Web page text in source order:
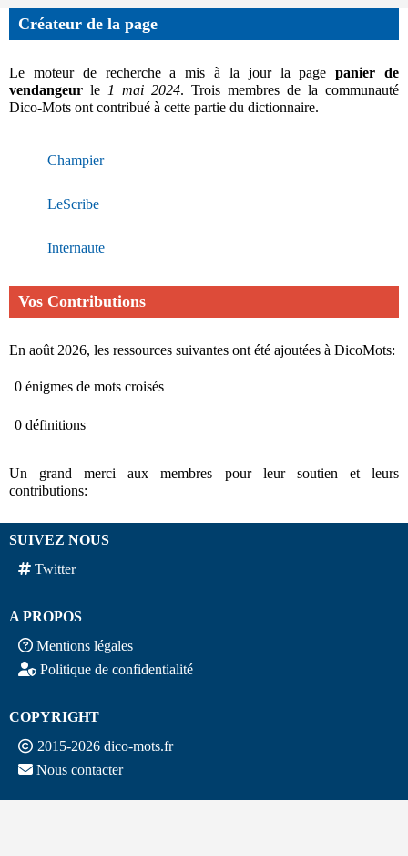
Créateur de la page
Le moteur de recherche a mis à la jour la pagepanier de
vendangeur le 1 mai 2024. Trois membres de la communauté
Dico-Mots ont contribué à cette partie du dictionnaire.
Champier
LeScribe
Internaute
Vos Contributions
En août 2026, les ressources suivantes ont été ajoutées à DicoMots:
0 énigmes de mots croisés
0 définitions
Un grand merci aux membres pour leur soutien et leurs
contributions:
SUIVEZ NOUS
Twitter
A PROPOS
Mentions légales
Politique de confidentialité
COPYRIGHT
2015-2026 dico-mots.fr
Nous contacter